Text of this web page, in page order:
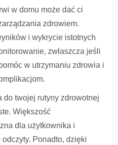
w domu może dać ci
zdrowiem.
i wykrycie istotnych
zwłaszcza jeśli
w utrzymaniu zdrowia i
do twojej rutyny zdrowotnej
Większość
dla użytkownika i
Ponadto, dzięki